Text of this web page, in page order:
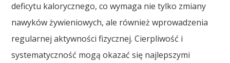
deficytu kalorycznego, co wymaga nie tylko zmiany
nawyków żywieniowych, ale również wprowadzenia
regularnej aktywności fizycznej. Cierpliwość i
systematyczność mogą okazać się najlepszymi